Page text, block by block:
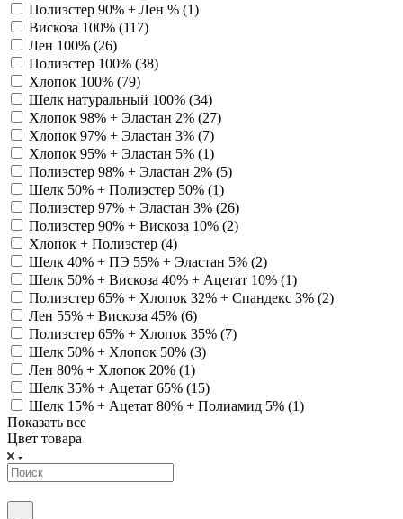
Полиэстер 90% + Лен % (1)
Вискоза 100% (117)
Лен 100% (26)
Полиэстер 100% (38)
Хлопок 100% (79)
Шелк натуральный 100% (34)
Хлопок 98% + Эластан 2% (27)
Хлопок 97% + Эластан 3% (7)
Хлопок 95% + Эластан 5% (1)
Полиэстер 98% + Эластан 2% (5)
Шелк 50% + Полиэстер 50% (1)
Полиэстер 97% + Эластан 3% (26)
Полиэстер 90% + Вискоза 10% (2)
Хлопок + Полиэстер (4)
Шелк 40% + ПЭ 55% + Эластан 5% (2)
Шелк 50% + Вискоза 40% + Ацетат 10% (1)
Полиэстер 65% + Хлопок 32% + Спандекс 3% (2)
Лен 55% + Вискоза 45% (6)
Полиэстер 65% + Хлопок 35% (7)
Шелк 50% + Хлопок 50% (3)
Лен 80% + Хлопок 20% (1)
Шелк 35% + Ацетат 65% (15)
Шелк 15% + Ацетат 80% + Полиамид 5% (1)
Показать все
Цвет товара